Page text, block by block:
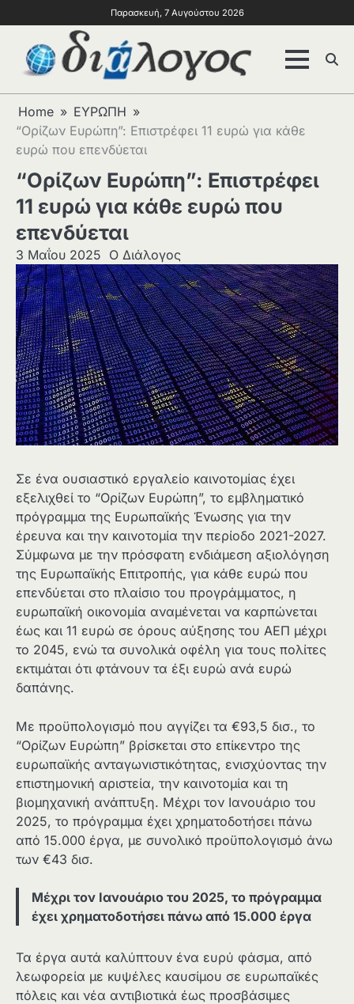
Παρασκευή, 7 Αυγούστου 2026
Home
ΕΥΡΩΠΗ
“Ορίζων Ευρώπη”: Επιστρέφει 11 ευρώ για κάθε
ευρώ που επενδύεται
“Ορίζων Ευρώπη”: Επιστρέφει
11 ευρώ για κάθε ευρώ που
επενδύεται
3 Μαΐου 2025 Ο Διάλογος
Σε ένα ουσιαστικό εργαλείο καινοτομίας έχει
εξελιχθεί το “Ορίζων Ευρώπη”, το εμβληματικό
πρόγραμμα της Ευρωπαϊκής Ένωσης για την
έρευνα και την καινοτομία την περίοδο 2021-2027.
Σύμφωνα με την πρόσφατη ενδιάμεση αξιολόγηση
της Ευρωπαϊκής Επιτροπής, για κάθε ευρώ που
επενδύεται στο πλαίσιο του προγράμματος, η
ευρωπαϊκή οικονομία αναμένεται να καρπώνεται
έως και 11 ευρώ σε όρους αύξησης του ΑΕΠ μέχρι
το 2045, ενώ τα συνολικά οφέλη για τους πολίτες
εκτιμάται ότι φτάνουν τα έξι ευρώ ανά ευρώ
δαπάνης.
Με προϋπολογισμό που αγγίζει τα €93,5 δισ., το
“Ορίζων Ευρώπη” βρίσκεται στο επίκεντρο της
ευρωπαϊκής ανταγωνιστικότητας, ενισχύοντας την
επιστημονική αριστεία, την καινοτομία και τη
βιομηχανική ανάπτυξη. Μέχρι τον Ιανουάριο του
2025, το πρόγραμμα έχει χρηματοδοτήσει πάνω
από 15.000 έργα, με συνολικό προϋπολογισμό άνω
των €43 δισ.
Μέχρι τον Ιανουάριο του 2025, το πρόγραμμα
έχει χρηματοδοτήσει πάνω από 15.000 έργα
Τα έργα αυτά καλύπτουν ένα ευρύ φάσμα, από
λεωφορεία με κυψέλες καυσίμου σε ευρωπαϊκές
πόλεις και νέα αντιβιοτικά έως προσβάσιμες